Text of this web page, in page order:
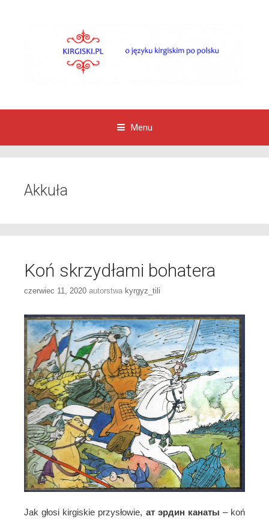
Menu
Akkuła
Koń skrzydłami bohatera
czerwiec 11, 2020 autorstwa kyrgyz_tili
Jak głosi kirgiskie przysłowie, ат эрдин канаты – koń